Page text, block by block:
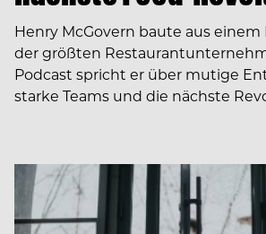
Henry McGovern baute aus einem
der größten
Podcast spricht er über mutige
starke Teams und die nächste